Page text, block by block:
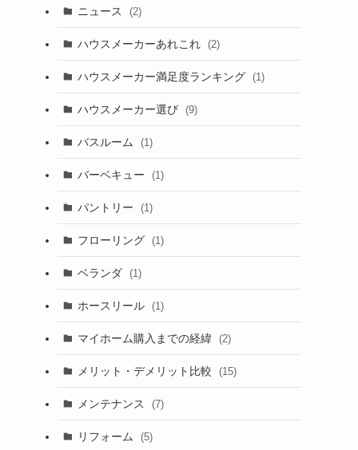
ニュース (2)
ハウスメーカーあれこれ (2)
ハウスメーカー満足度ランキング (1)
ハウスメーカー選び (9)
バスルーム (1)
バーベキュー (1)
パントリー (1)
フローリング (1)
ベランダ (1)
ホースリール (1)
マイホーム購入までの経緯 (2)
メリット・デメリット比較 (15)
メンテナンス (7)
リフォーム (5)